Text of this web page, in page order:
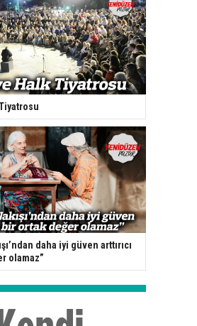
daha iyi güven arttırıcı
olamaz”